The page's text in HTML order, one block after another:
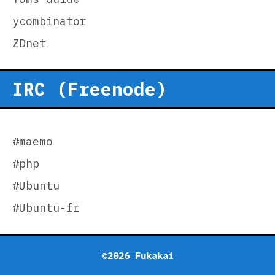
ycombinator
ZDnet
IRC (Freenode)
#maemo
#php
#Ubuntu
#Ubuntu-fr
©2026 Fukakai